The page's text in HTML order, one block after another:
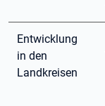
Entwicklung
in den
Landkreisen